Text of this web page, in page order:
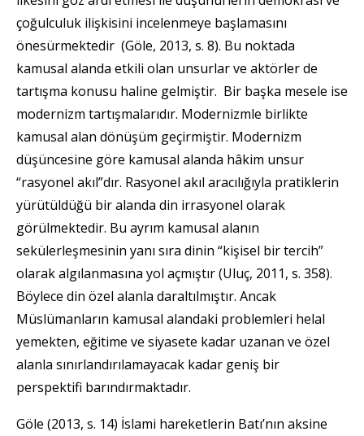
çoğulculuk ilişkisini incelenmeye başlamasını
önesürmektedir (Göle, 2013, s. 8). Bu noktada
kamusal alanda etkili olan unsurlar ve aktörler de
tartışma konusu haline gelmiştir. Bir başka mesele ise
modernizm tartışmalarıdır. Modernizmle birlikte
kamusal alan dönüşüm geçirmiştir. Modernizm
düşüncesine göre kamusal alanda hâkim unsur
“rasyonel akıl”dır. Rasyonel akıl aracılığıyla pratiklerin
yürütüldüğü bir alanda din irrasyonel olarak
görülmektedir. Bu ayrım kamusal alanın
sekülerleşmesinin yanı sıra dinin “kişisel bir tercih”
olarak algılanmasına yol açmıştır (Uluç, 2011, s. 358).
Böylece din özel alanla daraltılmıştır. Ancak
Müslümanların kamusal alandaki problemleri helal
yemekten, eğitime ve siyasete kadar uzanan ve özel
alanla sınırlandırılamayacak kadar geniş bir
perspektifi barındırmaktadır.
Göle (2013, s. 14) İslami hareketlerin Batı’nın aksine